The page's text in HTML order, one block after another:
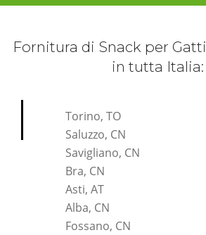
Fornitura di Snack per Gatti
in tutta Italia:
Torino, TO
Saluzzo, CN
Savigliano, CN
Bra, CN
Asti, AT
Alba, CN
Fossano, CN